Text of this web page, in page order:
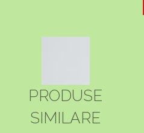
PRODUSE
SIMILARE